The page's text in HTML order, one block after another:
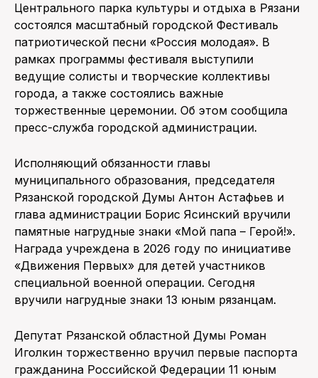
Центрального парка культуры и отдыха в Рязани
состоялся масштабный городской Фестиваль
патриотической песни «Россия молодая». В
рамках программы фестиваля выступили
ведущие солисты и творческие коллективы
города, а также состоялись важные
торжественные церемонии. Об этом сообщила
пресс-служба городской администрации.
Исполняющий обязанности главы
муниципального образования, председателя
Рязанской городской Думы Антон Астафьев и
глава администрации Борис Ясинский вручили
памятные нагрудные знаки «Мой папа – Герой!».
Награда учреждена в 2026 году по инициативе
«Движения Первых» для детей участников
специальной военной операции. Сегодня
вручили нагрудные знаки 13 юным рязанцам.
Депутат Рязанской областной Думы Роман
Иголкин торжественно вручил первые паспорта
гражданина Российской Федерации 11 юным